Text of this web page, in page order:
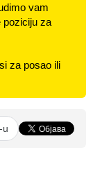
vam
poziciju za
za posao ili
u